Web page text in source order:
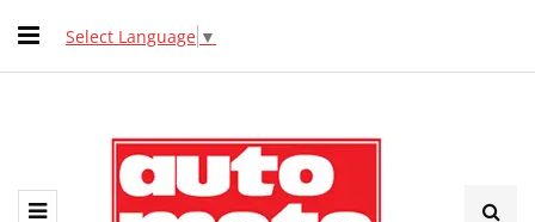
Select Language ▼